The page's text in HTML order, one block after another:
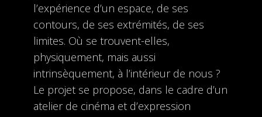
l’expérience d’un espace, de ses
contours, de ses extrémités, de ses
limites. Où se trouvent-elles,
physiquement, mais aussi
intrinsèquement, à l’intérieur de nous ?
Le projet se propose, dans le cadre d’un
atelier de cinéma et d’expression